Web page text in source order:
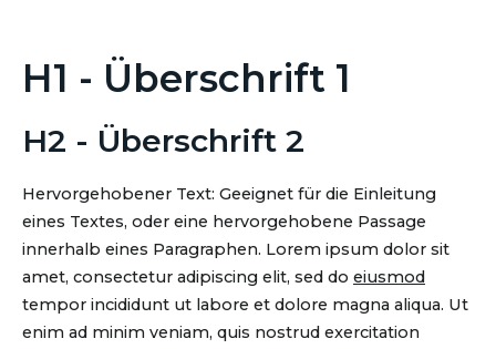
H1 - Überschrift 1
H2 - Überschrift 2
Hervorgehobener Text: Geeignet für die Einleitung
eines Textes, oder eine hervorgehobene Passage
innerhalb eines Paragraphen. Lorem ipsum dolor sit
amet, consectetur adipiscing elit, sed do eiusmod
tempor incididunt ut labore et dolore magna aliqua. Ut
enim ad minim veniam, quis nostrud exercitation